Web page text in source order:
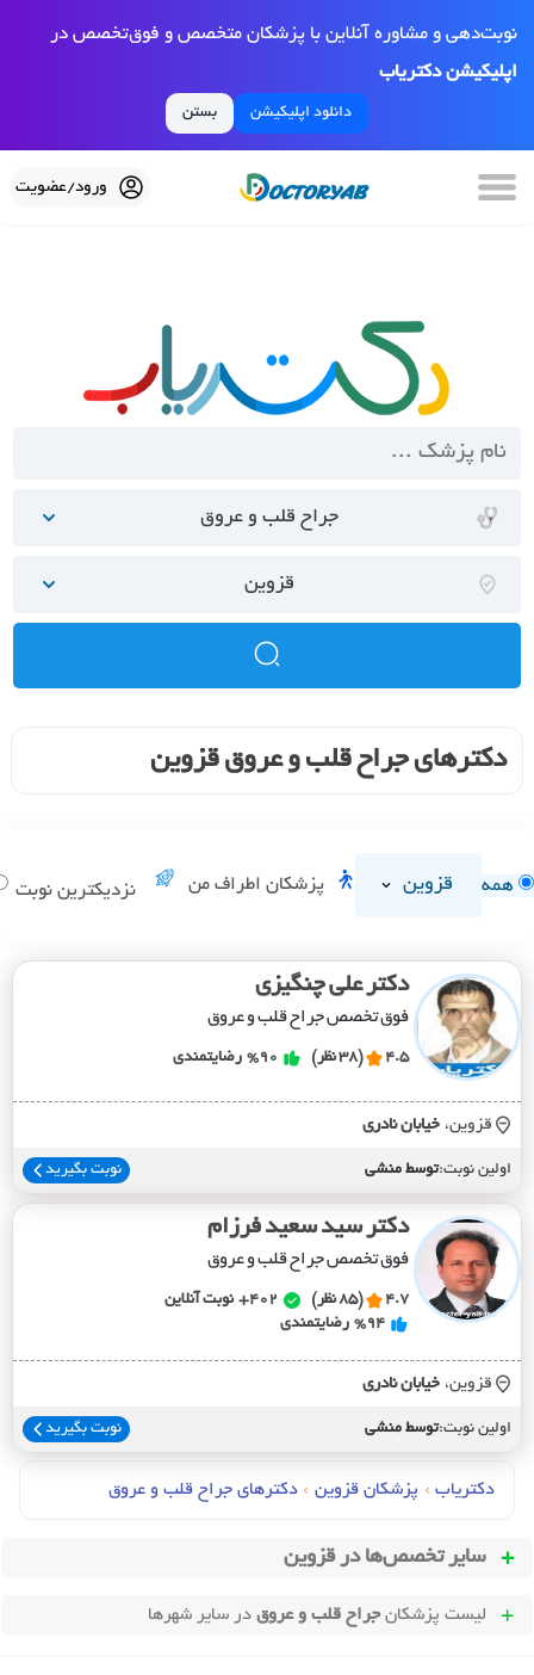
نوبت‌دهی و مشاوره آنلاین با پزشکان متخصص و فوق‌تخصص در
اپلیکیشن دکتریاب
دانلود اپلیکیشن بستن
ورود/عضویت
جراح قلب و عروق
قزوین
دکترهای جراح قلب و عروق قزوین
همه قزوین پزشکان اطراف من نزدیکترین نوبت
دکتر علی چنگیزی
فوق تخصص جراح قلب و عروق
4.5 (38 نظر) %90 رضایتمندی
قزوین، خيابان نادري
اولین نوبت:توسط منشی نوبت بگیرید
دکتر سید سعید فرزام
فوق تخصص جراح قلب و عروق
4.7 (85 نظر) 402+
نوبت آنلاین
%94 رضایتمندی
قزوین، خيابان نادري
اولین نوبت:توسط منشی نوبت بگیرید
دکتریاب › پزشکان قزوین › دکترهای جراح قلب و عروق
سایر تخصص‌ها در قزوین
لیست پزشکانجراح قلب و عروق در سایر شهرها